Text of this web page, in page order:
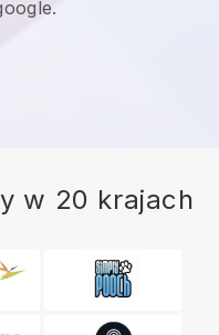
w 20 krajach